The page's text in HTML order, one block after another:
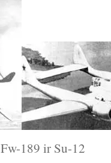
Fw-189 ir Su-12